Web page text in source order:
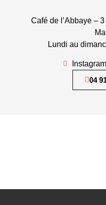
Café de l’Abbaye –
Lundi au
Instagram
04